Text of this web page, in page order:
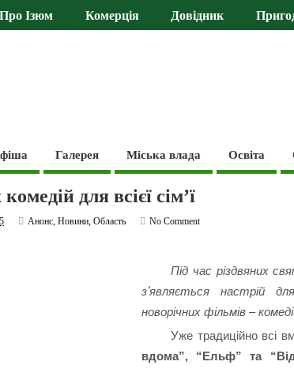
Про Ізюм Комерція Довідник
Галерея Міська влада Освіта
для всієї сім’ї
Анонс,Новини,Область
No Comment
Під час різдвяних
зʼявляється настрій
новорічних фільмів –
Уже традиційно всі
вдома”, “Ельф” та